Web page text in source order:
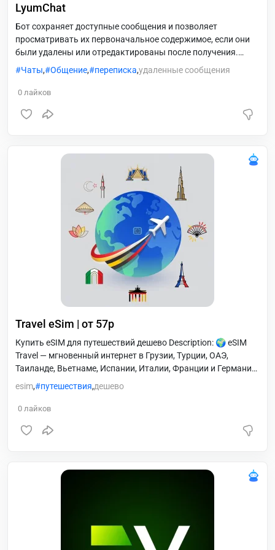
LyumChat
Бот сохраняет доступные сообщения и позволяет
просматривать их первоначальное содержимое, если они
были удалены или отредактированы после получения.
Основные возможности: * Просмотр сохранённых
удалённых сообщений. * Просмотр первоначальной версии
отредактированных сообщений. * Удобная работа прямо в
сообщения, которые успел получить и сохранить до их
Чаты, Общение, переписка,удаленные сообщения
0 лайков
Travel eSim | от 57р
Купить eSIM для путешествий дешево Description: 🌍 eSIM
Travel — мгновенный интернет в Грузии, Турции, ОАЭ,
Таиланде, Вьетнаме, Испании, Италии, Франции и Германии!
📲 Покупай eSIM онлайн за 2 минуты 📡 Работает сразу
после активации 💰 Выгодные тарифы без роуминга 🔒
Безопасно и удобно — не нужно менять физическую SIM
интернетом!
esim, путешествия,дешево
0 лайков